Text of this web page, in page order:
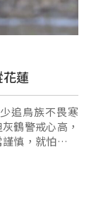
蓮
追鳥族不畏寒
鶴警戒心高，
慎，就怕騷擾